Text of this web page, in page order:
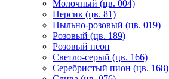
Молочный (цв. 004)
Персик (цв. 81)
Пыльно-розовый (цв. 019)
Розовый (цв. 189)
Розовый неон
Светло-серый (цв. 166)
Серебристый пион (цв. 168)